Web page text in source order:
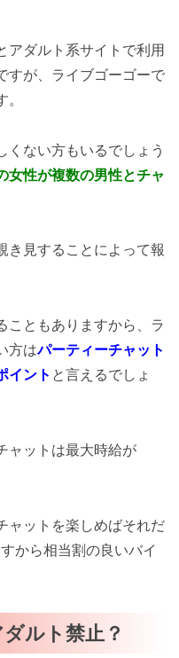
アダルト系サイトで利用
すが、ライブゴーゴーで
くない方もいるでしょう
女性が複数の男性とチャ
き見することによって報
こともありますから、ラ
方はパーティーチャット
イント と言えるでしょ
ャットは最大時給が
ャットを楽しめばそれだ
から相当割の良いバイ
ルト禁止？